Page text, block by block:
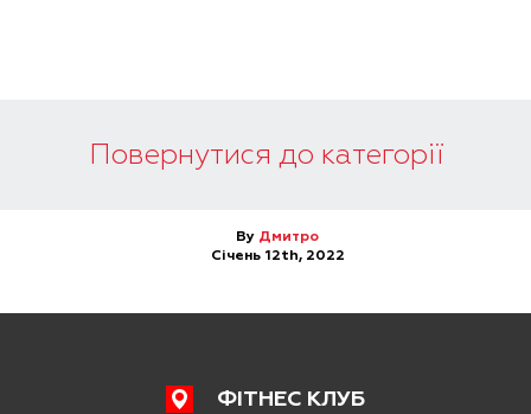
Повернутися до категорії
By Дмитро
Січень 12th, 2022
ФІТНЕС КЛУБ